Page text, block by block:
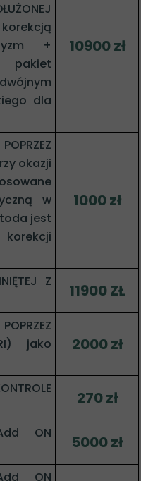
+
dla
10900 zł
okazji
w
jest
1000 zł
Z
11900 ZŁ
jako
2000 zł
270 zł
ON
5000 zł
ON